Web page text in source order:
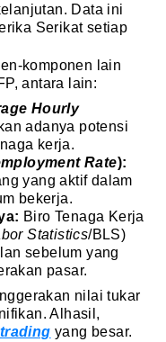
Data ini
Serikat setiap
komponen lain
antara lain:
Hourly
adanya potensi
kerja.
Rate):
yang aktif dalam
bekerja.
Biro Tenaga Kerja
Statistics/BLS)
sebelum yang
pasar.
nilai tukar
Alhasil,
trading yang besar.